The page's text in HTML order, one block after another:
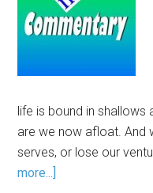
life is bound in shallows
are we now afloat. And
serves, or lose our
more...]